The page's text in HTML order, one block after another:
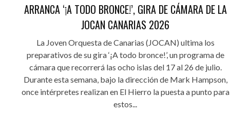
ARRANCA ‘¡A TODO BRONCE!’, GIRA DE CÁMARA DE LA
JOCAN CANARIAS 2026
La Joven Orquesta de Canarias (JOCAN) ultima los
preparativos de su gira ‘¡A todo bronce!’, un programa de
cámara que recorrerá las ocho islas del 17 al 26 de julio.
Durante esta semana, bajo la dirección de Mark Hampson,
once intérpretes realizan en El Hierro la puesta a punto para
estos...